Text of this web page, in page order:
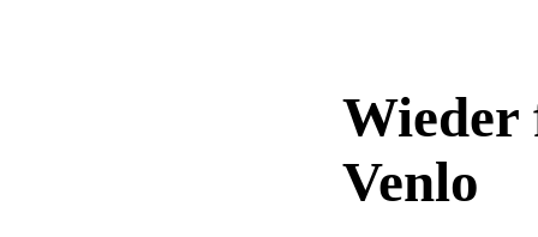
Wieder
Venlo